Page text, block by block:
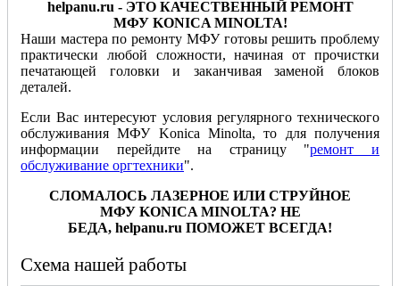
helpanu.ru - ЭТО КАЧЕСТВЕННЫЙ РЕМОНТ
МФУ KONICA MINOLTA!
Наши мастера по ремонту МФУ готовы решить проблему
практически любой сложности, начиная от прочистки
печатающей головки и заканчивая заменой блоков
деталей.
Если Вас интересуют условия регулярного технического
обслуживания МФУ Konica Minolta, то для получения
информации перейдите на страницу "ремонт и
обслуживание оргтехники".
СЛОМАЛОСЬ ЛАЗЕРНОЕ ИЛИ СТРУЙНОЕ
МФУ KONICA MINOLTA? НЕ
БЕДА, helpanu.ru ПОМОЖЕТ ВСЕГДА!
Схема нашей работы